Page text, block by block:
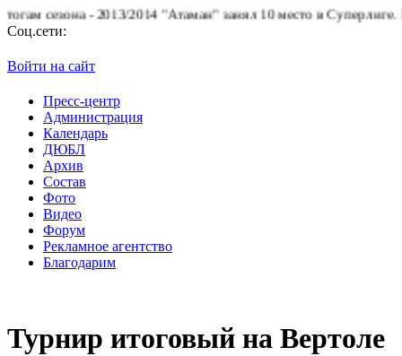
- 2013/2014 "Атаман" занял 10 место в Суперлиге.БК
Соц.сети:
Войти на сайт
Пресс-центр
Администрация
Календарь
ДЮБЛ
Архив
Состав
Фото
Видео
Форум
Рекламное агентство
Благодарим
Турнир итоговый на Вертоле